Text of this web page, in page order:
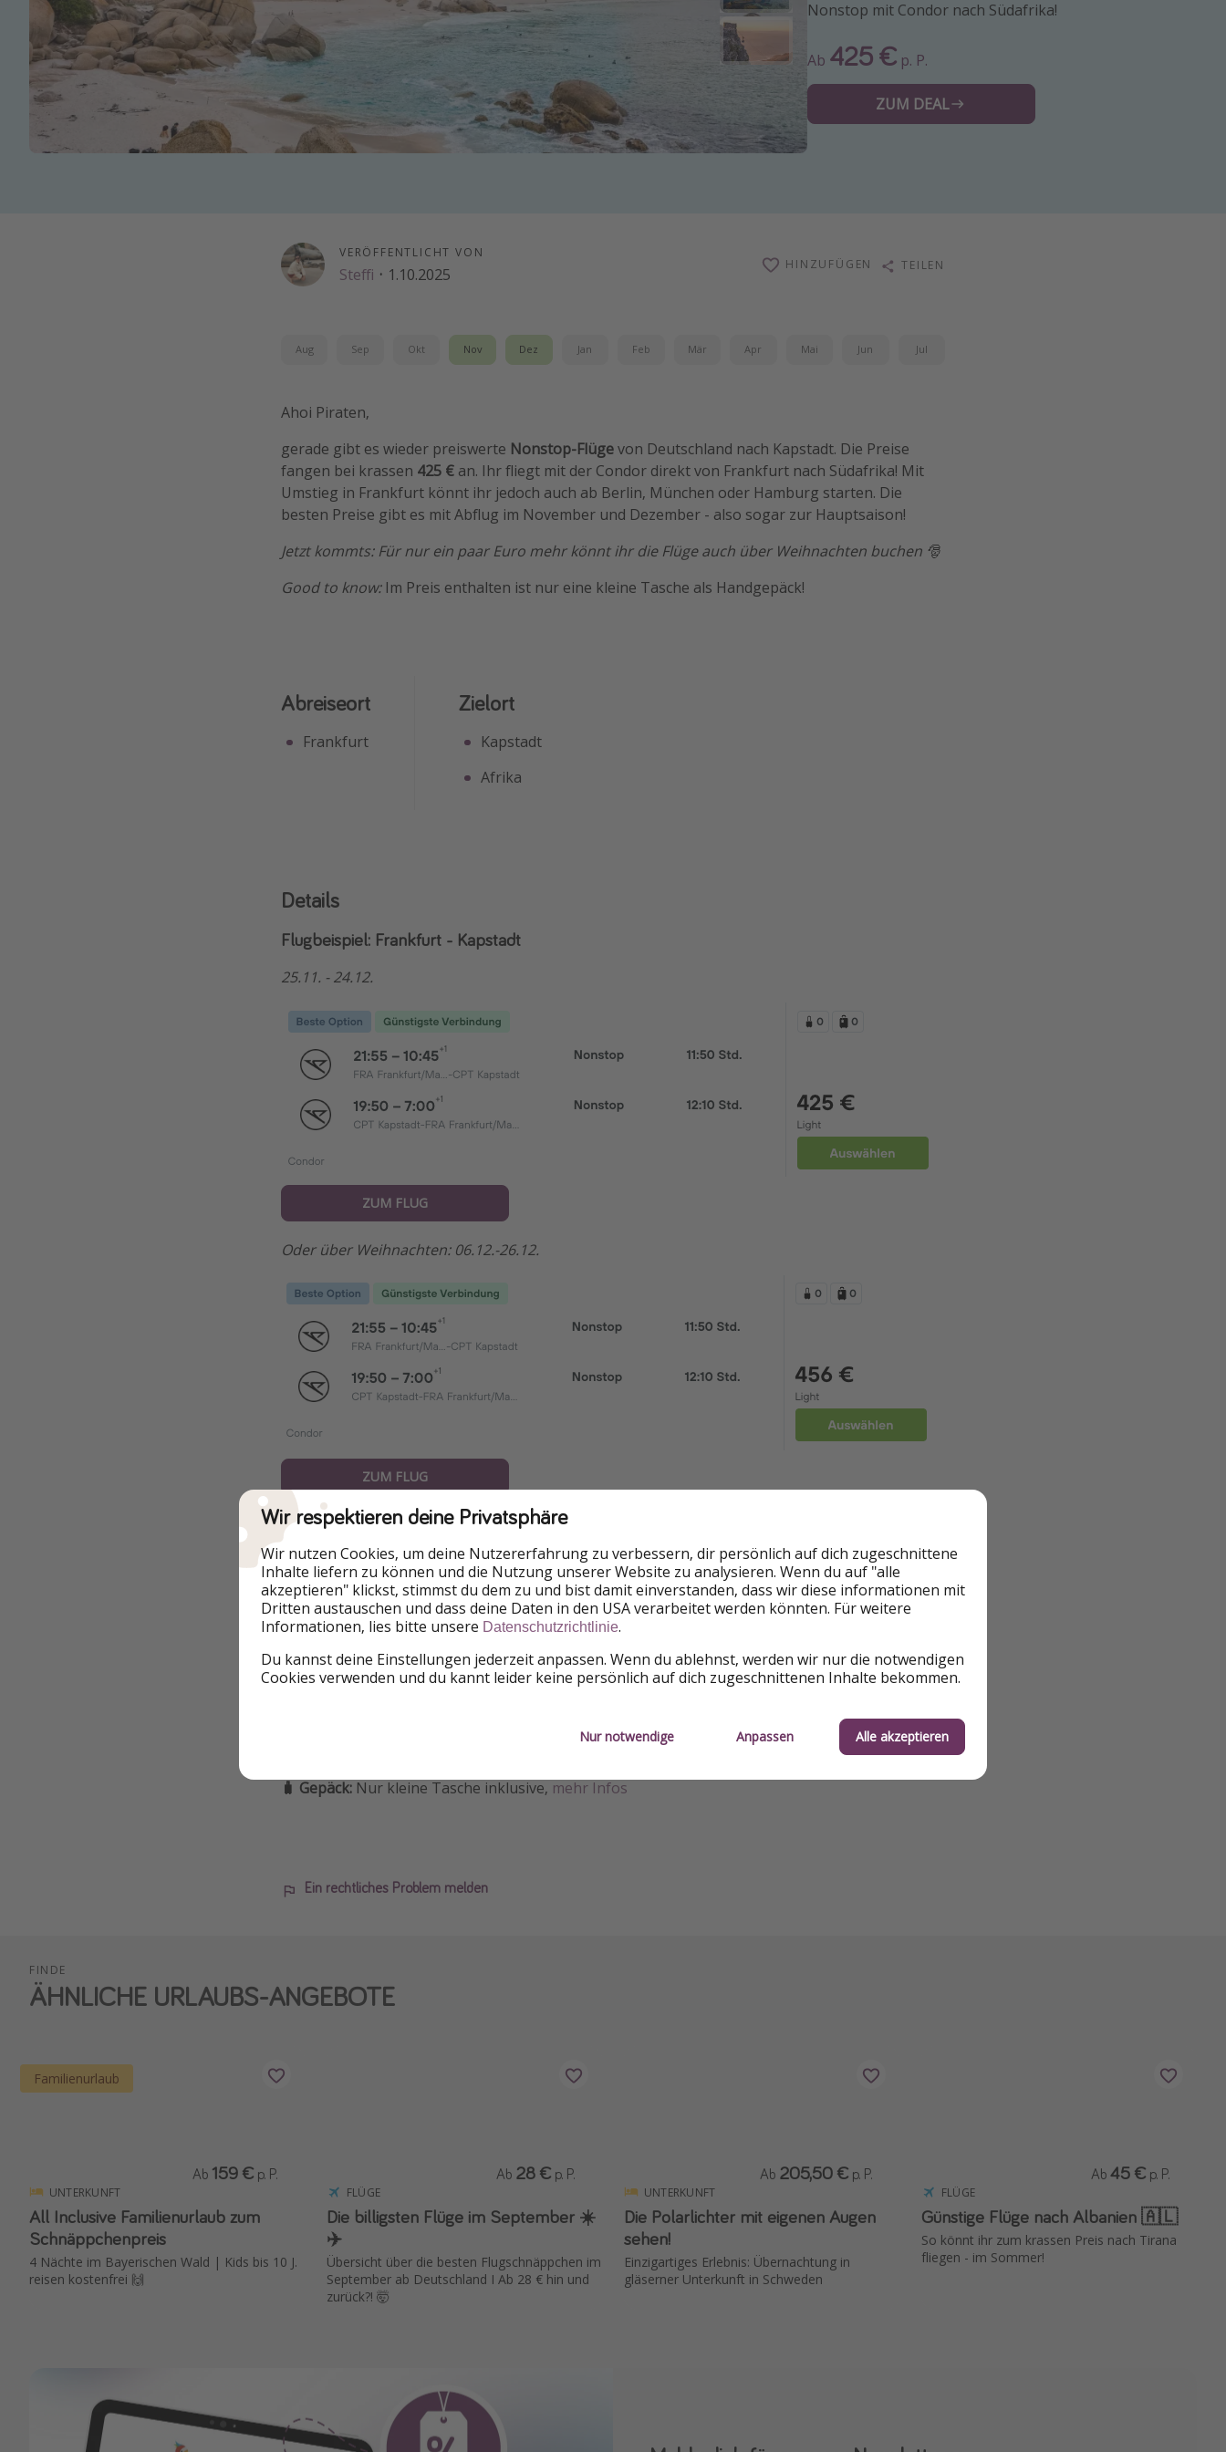
Nonstop mit Condor nach Südafrika!
Ab 425 € p. P.
ZUM DEAL
VERÖFFENTLICHT VON
Steffi · 1.10.2025
HINZUFÜGEN TEILEN
Aug Sep Okt Nov Dez Jan Feb Mär Apr Mai Jun Jul
Ahoi Piraten,
gerade gibt es wieder preiswerte Nonstop-Flügevon Deutschland nach Kapstadt. Die Preise
fangen bei krassen 425 € an. Ihr fliegt mit der Condor direkt von Frankfurt nach Südafrika! Mit
Umstieg in Frankfurt könnt ihr jedoch auch ab Berlin, München oder Hamburg starten. Die
besten Preise gibt es mit Abflug im November und Dezember - also sogar zur Hauptsaison!
Jetzt kommts: Für nur ein paar Euro mehr könnt ihr die Flüge auch über Weihnachten buchen 🎅
Good to know: Im Preis enthalten ist nur eine kleine Tasche als Handgepäck!
Abreiseort
Frankfurt
Zielort
Kapstadt
Afrika
Details
Flugbeispiel: Frankfurt - Kapstadt
25.11. - 24.12.
ZUM FLUG
Oder über Weihnachten: 06.12.-26.12.
ZUM FLUG
🌍💚 Fliegen belastet die Umwelt, da dabei erhebliche Mengen CO₂ ausgestoßen werden. Wenn
ihr eure Flugemissionen für diese Reise berechnen und kompensieren möchtet, könnt ihr dies
ganz einfach über unseren Partneratmosfairtun.➡️Emissionsrechner aufrufen
Kurzinfo
↔️ Umstieg:keiner (bei Start & Ankunft in Frankfurt)
🧳 Gepäck: Nur kleine Tasche inklusive, mehr Infos
Ein rechtliches Problem melden
FINDE
ÄHNLICHE URLAUBS-ANGEBOTE
Familienurlaub
UNTERKUNFT
All Inclusive Familienurlaub zum
Schnäppchenpreis
4 Nächte im Bayerischen Wald | Kids bis 10 J.
reisen kostenfrei 🙌
Ab 159 € p. P.
FLÜGE
Die billigsten Flüge im September ☀️
✈️
Übersicht über die besten Flugschnäppchen im
September ab Deutschland I Ab 28 € hin und
zurück?! 🤯
Ab 28 € p. P.
UNTERKUNFT
Die Polarlichter mit eigenen Augen
sehen!
Einzigartiges Erlebnis: Übernachtung in
gläserner Unterkunft in Schweden
Ab 205,50 € p. P.
FLÜGE
Günstige Flüge nach Albanien 🇦🇱
So könnt ihr zum krassen Preis nach Tirana
fliegen - im Sommer!
Ab 45 € p. P.
Wir respektieren deine Privatsphäre
Wir nutzen Cookies, um deine Nutzererfahrung zu verbessern, dir persönlich auf dich zugeschnittene
Inhalte liefern zu können und die Nutzung unserer Website zu analysieren. Wenn du auf "alle
akzeptieren" klickst, stimmst du dem zu und bist damit einverstanden, dass wir diese informationen mit
Dritten austauschen und dass deine Daten in den USA verarbeitet werden könnten. Für weitere
Informationen, lies bitte unsere Datenschutzrichtlinie.
Du kannst deine Einstellungen jederzeit anpassen. Wenn du ablehnst, werden wir nur die notwendigen
Cookies verwenden und du kannt leider keine persönlich auf dich zugeschnittenen Inhalte bekommen.
Nur notwendige Anpassen Alle akzeptieren